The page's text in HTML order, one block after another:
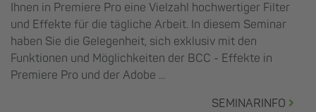
Ihnen in Premiere Pro eine Vielzahl hochwertiger Filter
und Effekte für die tägliche Arbeit. In diesem Seminar
haben Sie die Gelegenheit, sich exklusiv mit den
Funktionen und Möglichkeiten der BCC - Effekte in
Premiere Pro und der Adobe ...
SEMINARINFO